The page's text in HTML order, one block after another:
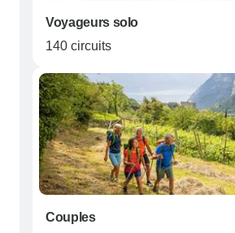
Voyageurs solo
140 circuits
Couples